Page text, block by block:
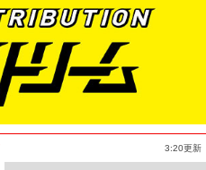
3:20更新